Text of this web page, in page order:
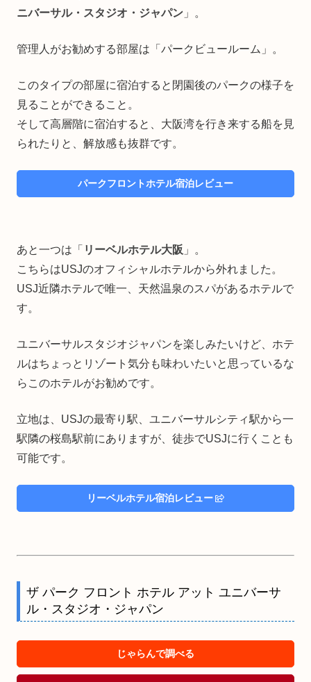
ニバーサル・スタジオ・ジャパン 」。
管理人がお勧めする部屋は「パークビュールーム」。
このタイプの部屋に宿泊すると閉園後のパークの様子を
見ることができること。
そして高層階に宿泊すると、大阪湾を行き来する船を見
られたりと、解放感も抜群です。
パークフロントホテル宿泊レビュー
あと一つは「 リーベルホテル大阪 」。
こちらはUSJのオフィシャルホテルから外れました。
USJ近隣ホテルで唯一、天然温泉のスパがあるホテルで
す。
ユニバーサルスタジオジャパンを楽しみたいけど、ホテ
ルはちょっとリゾート気分も味わいたいと思っているな
らこのホテルがお勧めです。
立地は、USJの最寄り駅、ユニバーサルシティ駅から一
駅隣の桜島駅前にありますが、徒歩でUSJに行くことも
可能です。
リーベルホテル宿泊レビュー
ザ パーク フロント ホテル アット ユニバーサ
ル・スタジオ・ジャパン
じゃらんで調べる